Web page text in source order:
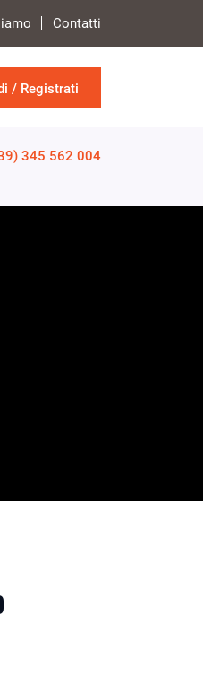
Contatti
/ Registrati
345 562 004